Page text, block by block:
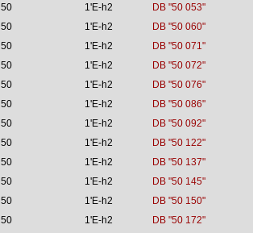
50 1'E-h2
DB "50 053"
50 1'E-h2
DB "50 060"
50 1'E-h2
DB "50 071"
50 1'E-h2
DB "50 072"
50 1'E-h2
DB "50 076"
50 1'E-h2
DB "50 086"
50 1'E-h2
DB "50 092"
50 1'E-h2
DB "50 122"
50 1'E-h2
DB "50 137"
50 1'E-h2
DB "50 145"
50 1'E-h2
DB "50 150"
50 1'E-h2
DB "50 172"